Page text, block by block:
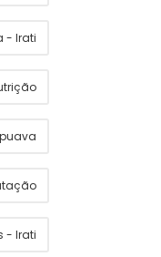
- Irati
- Irati